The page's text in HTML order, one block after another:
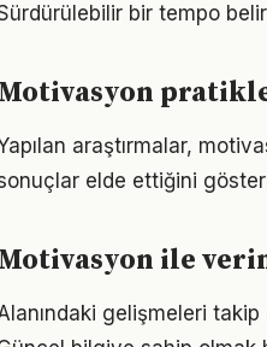
bir tempo
araştırmalar,
elde ettiğini
ile
gelişmeleri